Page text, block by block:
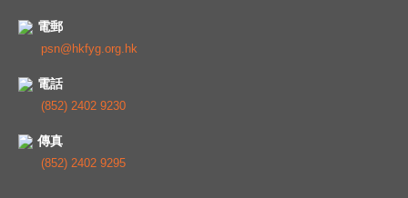
電郵
psn@hkfyg.org.hk
電話
(852) 2402 9230
傳真
(852) 2402 9295